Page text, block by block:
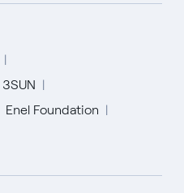
3SUN
Enel Foundation